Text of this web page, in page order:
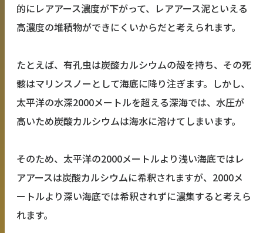
的にレアアース濃度が下がって、レアアース泥といえる
高濃度の堆積物ができにくいからだと考えられます。
たとえば、有孔虫は炭酸カルシウムの殻を持ち、その死
骸はマリンスノーとして海底に降り注ぎます。しかし、
太平洋の水深2000メートルを超える深海では、水圧が
高いため炭酸カルシウムは海水に溶けてしまいます。
そのため、太平洋の2000メートルより浅い海底ではレ
アアースは炭酸カルシウムに希釈されますが、2000メ
ートルより深い海底では希釈されずに濃集すると考えら
れます。